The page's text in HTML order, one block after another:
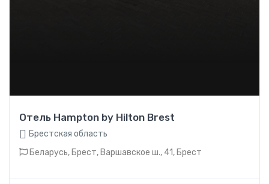
Отель Hampton by Hilton Brest
Брестская область
Беларусь, Брест, Варшавское ш., 41, Брест